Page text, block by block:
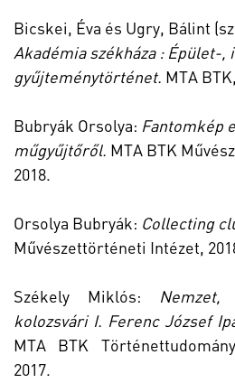
Bicskei, Éva és Ugry, Bálint
Akadémia székháza : Épület-,
gyűjteménytörténet. MTA
Bubryák Orsolya: Fantomkép
műgyűjtőről. MTA BTK
2018.
Orsolya Bubryák: Collecting
Művészettörténeti Intézet,
Székely Miklós:
kolozsvári I. Ferenc József
MTA BTK
2017.